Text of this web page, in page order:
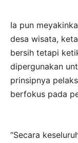
Ia pun
desa wisata,
bersih tetapi
dipergunakan
prinsipnya
berfokus pada
“Secara